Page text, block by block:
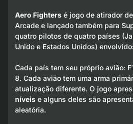
Aero Fightersé jogo de atirador
Arcade e lançado também para
quatro pilotos de quatro países
Unido e Estados Unidos)
Cada país tem seu próprio avião:
8. Cada avião tem uma arma
atualização diferente. O jogo
níveise alguns deles são
aleatória.